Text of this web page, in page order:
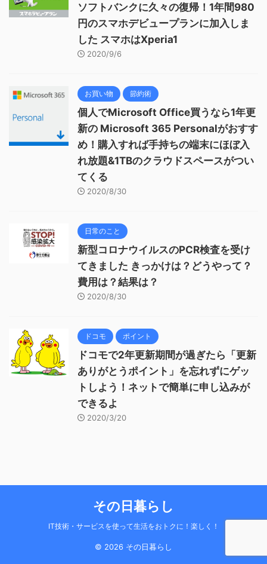
ソフトバンクに久々の復帰！1年間980
円のスマホデビュープランに加入しま
した スマホはXperia1
2020/9/6
お買い物 節約術
個人でMicrosoft Office買うなら1年更
新の Microsoft 365 Personalがおすす
め！購入すれば手持ちの端末にほぼ入
れ放題&1TBのクラウドスペースがつい
てくる
2020/8/30
日常のこと
新型コロナウイルスのPCR検査を受け
てきました きっかけは？どうやって？
費用は？結果は？
2020/8/30
ドコモ ポイント
ドコモで2年更新期間が過ぎたら「更新
ありがとうポイント」を忘れずにゲッ
トしよう！ネットで簡単に申し込みが
できるよ
2020/3/20
その日暮らし
IT技術・サービスを使って生活をおトクに！楽しく！
© 2026 その日暮らし